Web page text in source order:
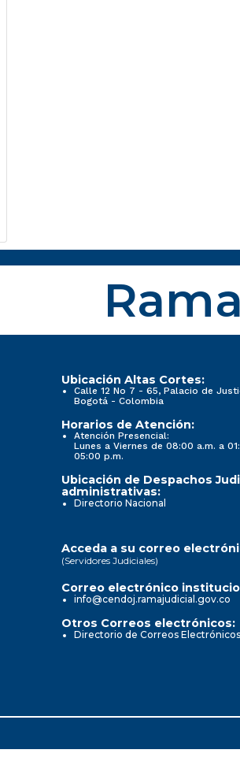
Ubicación Altas Cortes:
Calle 12 No 7 - 65, Palacio de
Bogotá - Colombia
Horarios de Atención:
Atención Presencial:
Lunes a Viernes de 08:00 a.m. a
05:00 p.m.
Ubicación de Despachos
administrativas:
Directorio Nacional
Acceda a su correo
(Servidores Judiciales)
Correo electrónico
info@cendoj.ramajudicial.gov.co
Otros Correos electrónicos:
Directorio de Correos